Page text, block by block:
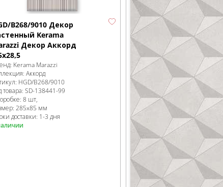
B268/9010 Декор
Kerama
Декор Аккорд
Kerama Marazzi
Аккорд
HGD/B268/9010
товара:SD-138441-99
:8 шт,
285x85 мм
доставки: 1-3 дня